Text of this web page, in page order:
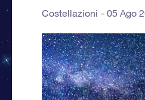
Costellazioni 05 Ago